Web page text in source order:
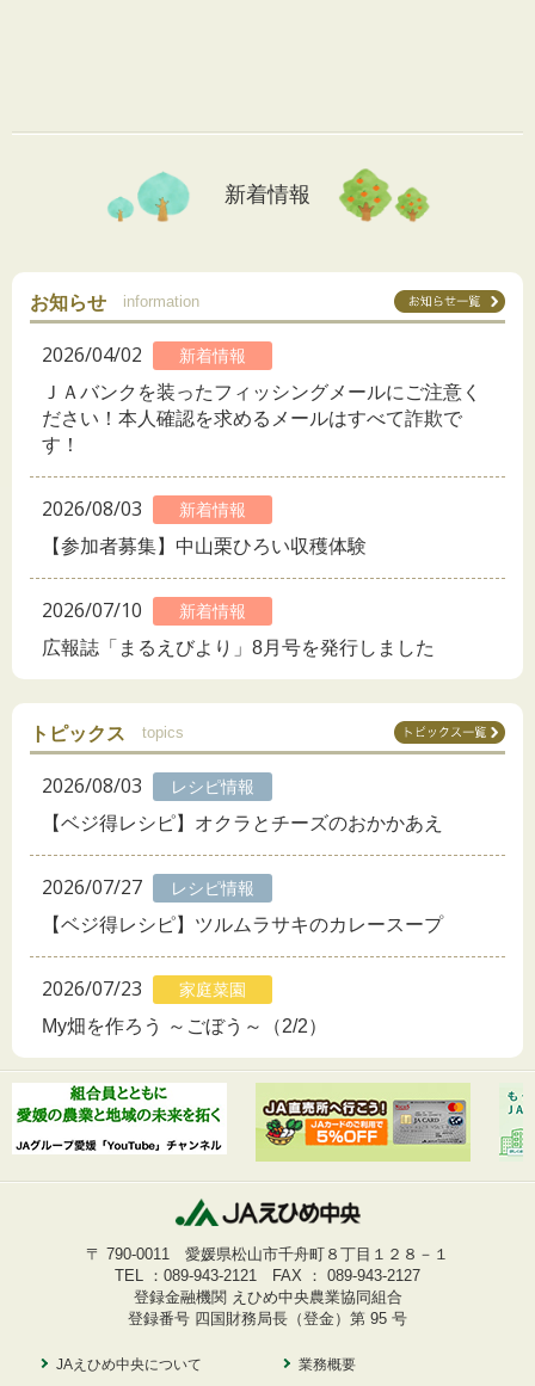
新着情報
お知らせ information
2026/04/02 新着情報
ＪＡバンクを装ったフィッシングメールにご注意く
ださい！本人確認を求めるメールはすべて詐欺で
す！
2026/08/03 新着情報
【参加者募集】中山栗ひろい収穫体験
2026/07/10 新着情報
広報誌「まるえびより」8月号を発行しました
トピックス topics
2026/08/03 レシピ情報
【ベジ得レシピ】オクラとチーズのおかかあえ
2026/07/27 レシピ情報
【ベジ得レシピ】ツルムラサキのカレースープ
2026/07/23 家庭菜園
My畑を作ろう ～ごぼう～（2/2）
〒 790-0011 愛媛県松山市千舟町８丁目１２８－１
TEL ： 089-943-2121
FAX ： 089-943-2127
登録金融機関 えひめ中央農業協同組合
登録番号 四国財務局長（登金）第 95 号
JAえひめ中央について 業務概要